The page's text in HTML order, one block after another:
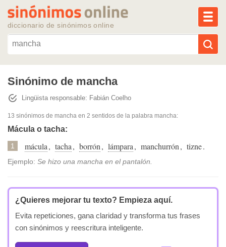
diccionario de sinónimos online
Reescribir texto con IA
Sinónimos populares
Temas recientes
Sinónimo de mancha
Lingüista responsable: Fabián Coelho
13 sinónimos de mancha en 2 sentidos de la palabra mancha:
Mácula o tacha:
1 mácula, tacha, borrón, lámpara, manchurrón, tizne.
Ejemplo: Se hizo una mancha en el pantalón.
¿Quieres mejorar tu texto? Empieza aquí.
Evita repeticiones, gana claridad y transforma tus frases
con sinónimos y reescritura inteligente.